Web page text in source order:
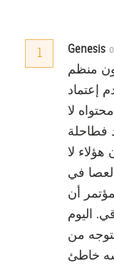
1 Genesis
منظم
إعتماد
لا
فطاحلة
هؤلاء لا
في
أن
اليوم
من